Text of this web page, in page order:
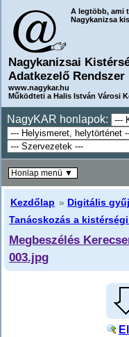
A legtöbb, ami
Nagykanizsa
Nagykanizsai
Adatkezelő Rendszer
www.nagykar.hu
Működteti a Halis István Városi
NagyKAR honlapok:
Kezdőlap » Digitális
Tanácskozás a
Megbeszélés
003.jpg
Honlap menü ▼